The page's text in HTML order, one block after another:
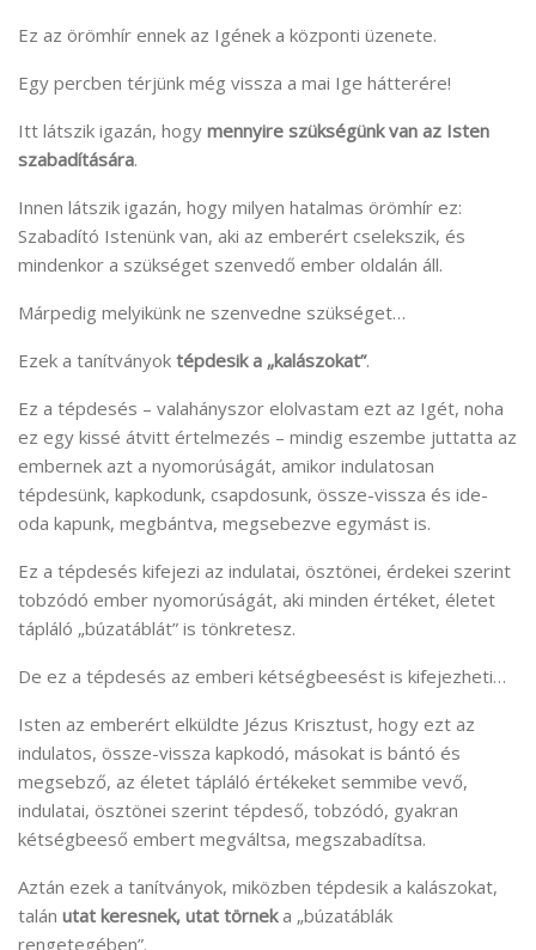
Ez az örömhír ennek az Igének a központi üzenete.
Egy percben térjünk még vissza a mai Ige hátterére!
Itt látszik igazán, hogy mennyire szükségünk van az Isten
szabadítására.
Innen látszik igazán, hogy milyen hatalmas örömhír ez:
Szabadító Istenünk van, aki az emberért cselekszik, és
mindenkor a szükséget szenvedő ember oldalán áll.
Márpedig melyikünk ne szenvedne szükséget…
Ezek a tanítványok tépdesik a „kalászokat”.
Ez a tépdesés – valahányszor elolvastam ezt az Igét, noha
ez egy kissé átvitt értelmezés – mindig eszembe juttatta az
embernek azt a nyomorúságát, amikor indulatosan
tépdesünk, kapkodunk, csapdosunk, össze-vissza és ide-
oda kapunk, megbántva, megsebezve egymást is.
Ez a tépdesés kifejezi az indulatai, ösztönei, érdekei szerint
tobzódó ember nyomorúságát, aki minden értéket, életet
tápláló „búzatáblát” is tönkretesz.
De ez a tépdesés az emberi kétségbeesést is kifejezheti…
Isten az emberért elküldte Jézus Krisztust, hogy ezt az
indulatos, össze-vissza kapkodó, másokat is bántó és
megsebző, az életet tápláló értékeket semmibe vevő,
indulatai, ösztönei szerint tépdeső, tobzódó, gyakran
kétségbeeső embert megváltsa, megszabadítsa.
Aztán ezek a tanítványok, miközben tépdesik a kalászokat,
talán utat keresnek, utat törneka „búzatáblák
rengetegében”.